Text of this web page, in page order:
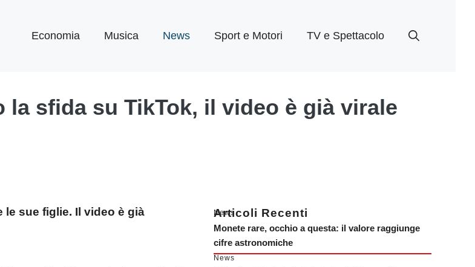
Economia Musica News Sport e Motori TV e Spettacolo
sfida su TikTok, il video è già virale
le sue figlie. Il video è già
Articoli Recenti
News
Monete rare, occhio a questa: il valore raggiunge
cifre astronomiche
News